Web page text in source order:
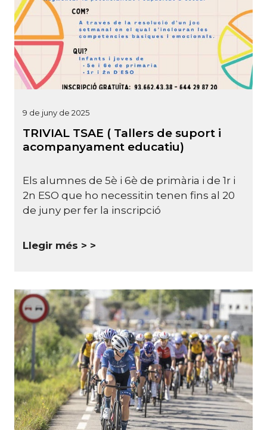
9 de juny de 2025
TRIVIAL TSAE ( Tallers de suport i
acompanyament educatiu)
Els alumnes de 5è i 6è de primària i de 1r i
2n ESO que ho necessitin tenen fins al 20
de juny per fer la inscripció
Llegir més >